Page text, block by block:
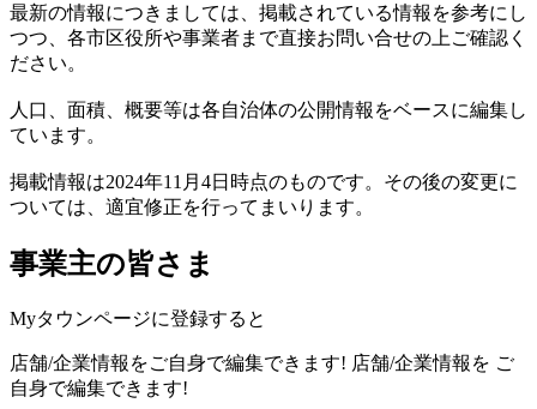
最新の情報につきましては、掲載されている情報を参考にし
つつ、各市区役所や事業者まで直接お問い合せの上ご確認く
ださい。
人口、面積、概要等は各自治体の公開情報をベースに編集し
ています。
掲載情報は2024年11月4日時点のものです。その後の変更に
ついては、適宜修正を行ってまいります。
事業主の皆さま
Myタウンページに登録すると
店舗/企業情報をご自身で編集できます! 店舗/企業情報を ご
自身で編集できます!